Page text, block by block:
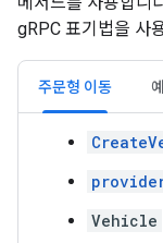
gRPC 표기법을 사
주문형 이동
Vehicle